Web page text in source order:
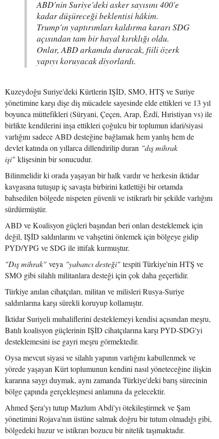
ABD'nin Suriye'deki asker sayısını 400'e
kadar düşüreceği beklentisi hâkim.
Trump'ın yaptırımları kaldırma kararı SDG
açısından tam bir hayal kırıklığı oldu.
Onlar, ABD arkamda duracak, fiili özerk
yapıyı koruyacak diyorlardı.
Kuzeydoğu Suriye'deki Kürtlerin IŞİD, SMO, HTŞ ve Suriye
yönetimine karşı dişe diş mücadele sayesinde elde ettikleri ve 13 yıl
boyunca müttefikleri (Süryani, Çeçen, Arap, Êzdî, Hıristiyan vs) ile
birlikte kendilerini inşa ettikleri çoğulcu bir toplumun idari/siyasi
varlığını sadece ABD desteğine bağlamak hem yanlış hem de
devlet katında on yıllarca dillendirilip duran "dış mihrak
işi" klişesinin bir sonucudur.
Bilinmelidir ki orada yaşayan bir halk vardır ve herkesin iktidar
kavgasına tutuşup iç savaşta birbirini katlettiği bir ortamda
bahsedilen bölgede nispeten güvenli ve istikrarlı bir şekilde varlığını
sürdürmüştür.
ABD ve Koalisyon güçleri başından beri onları desteklemek için
değil, IŞİD saldırılarını ve vahşetini önlemek için bölgeye gidip
PYD/YPG ve SDG ile ittifak kurmuştur.
"Dış mihrak" veya "yabancı desteği" tespiti Türkiye'nin HTŞ ve
SMO gibi silahlı militanlara desteği için çok daha geçerlidir.
Türkiye anılan cihatçıları, militan ve milisleri Rusya-Suriye
saldırılarına karşı sürekli koruyup kollamıştır.
İktidar Suriyeli muhaliflerini desteklemeyi kendisi açısından meşru,
Batılı koalisyon güçlerinin IŞİD cihatçılarına karşı PYD-SDG'yi
desteklemesini ise gayri meşru görmektedir.
Oysa mevcut siyasi ve silahlı yapının varlığını kabullenmek ve
yörede yaşayan Kürt toplumunun kendini nasıl yöneteceğine ilişkin
kararına saygı duymak, aynı zamanda Türkiye'deki barış sürecinin
bölge çapında gerçekleşmesi anlamına da gelecektir.
Ahmed Şera'yı tutup Mazlum Abdi'yı ötekileştirmek ve Şam
yönetimini Rojava'nın üstüne salmak doğru bir tutum olmadığı gibi,
bölgedeki huzur ve istikrarı bozucu bir nitelik taşımaktadır.